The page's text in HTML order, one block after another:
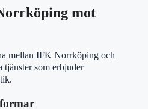
mot
mellan IFK Norrköping och
som erbjuder